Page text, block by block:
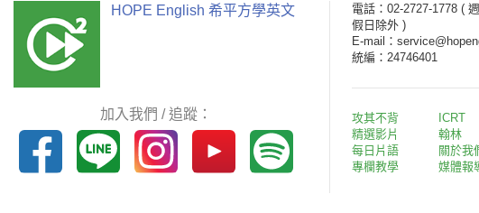
HOPE English 希平方學英文
加入我們 / 追蹤：
電話：02-2727-1778 (
假日除外 )
E-mail：
統編：24746401
攻其不背
精選影片
每日片語
專欄教學
ICRT
翰林
關於我
媒體報